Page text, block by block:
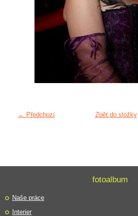
← Předchozí Zpět do složky
fotoalbum
Naše práce
Interier